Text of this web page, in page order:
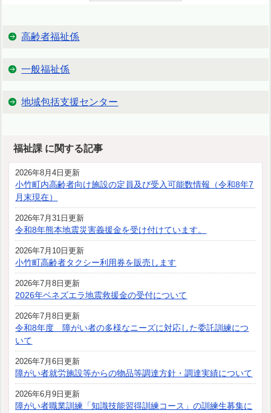
高齢者福祉係
一般福祉係
地域包括支援センター
福祉課 に関する記事
2026年8月4日更新
小竹町内高齢者向け施設の定員及び受入可能数情報（令和8年7
月末現在）
2026年7月31日更新
令和8年熊本地震災害義援金を受け付けています。
2026年7月10日更新
小竹町高齢者タクシー利用券を販売します
2026年7月8日更新
2026年ベネズエラ地震救援金の受付について
2026年7月8日更新
令和8年度 障がい者の多様なニーズに対応した委託訓練につ
いて
2026年7月6日更新
障がい者就労施設等からの物品等調達方針・調達実績について
2026年6月9日更新
障がい者職業訓練「知識技能習得訓練コース」の訓練生募集に